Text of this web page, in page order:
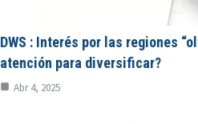
DWS : Interés por las regiones
atención para diversificar?
Abr 4, 2025